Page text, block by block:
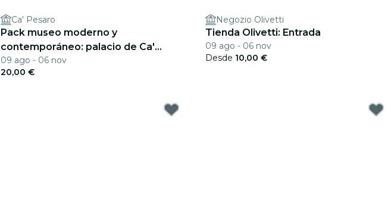
Ca' Pesaro
Pack museo moderno y
contemporáneo: palacio de Ca'
Pesaro y Museo Fortuny
09 ago - 06 nov
20,00 €
Negozio Olivetti
Tienda Olivetti: Entrada
09 ago - 06 nov
Desde 10,00 €